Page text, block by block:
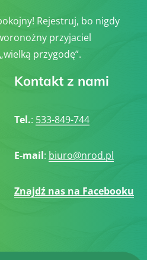
Rejestruj, bo nigdy
przyjaciel
przygodę”.
Kontakt z nami
Tel.: 533-849-744
E-mail: biuro@nrod.pl
Znajdź nas na Facebooku